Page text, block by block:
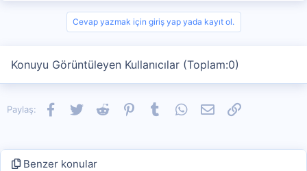
:
Cevap yazmak için giriş yap yada kayıt ol.
Konuyu Görüntüleyen Kullanıcılar (Toplam:0)
Paylaş: Facebook
TwitterReddit PinterestTumblrWhatsApp
E-postaLink
Benzer konular